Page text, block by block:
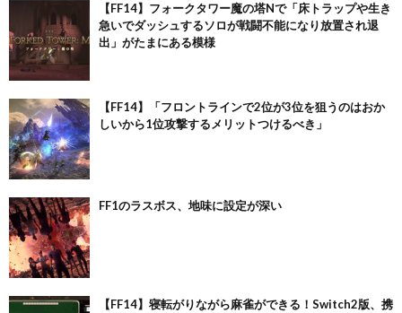
【FF14】フォークタワー魔の塔Nで「床トラップや生き
急いでダッシュするソロが戦闘不能になり放置され退
出」がたまにある模様
【FF14】「フロントラインで2位が3位を狙うのはおか
しいから1位攻撃するメリットつけるべき」
FF1のラスボス、地味に設定が深い
【FF14】寝転がりながら麻雀ができる！Switch2版、携